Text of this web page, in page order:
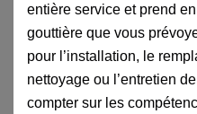
entière service et prend
gouttière que vous
pour l’installation, le
nettoyage ou l’entretien
compter sur les